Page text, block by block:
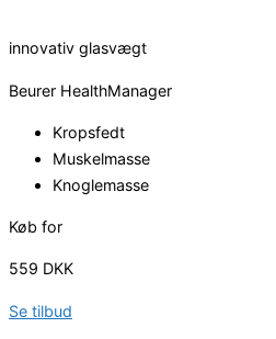
innovativ glasvægt
Beurer HealthManager
Kropsfedt
Muskelmasse
Knoglemasse
Køb for
559 DKK
Se tilbud